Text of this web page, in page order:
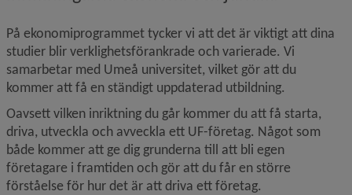
På ekonomiprogrammet tycker vi att det är viktigt att dina
studier blir verklighetsförankrade och varierade. Vi
samarbetar med Umeå universitet, vilket gör att du
kommer att få en ständigt uppdaterad utbildning.
Oavsett vilken inriktning du går kommer du att få starta,
driva, utveckla och avveckla ett UF-företag. Något som
både kommer att ge dig grunderna till att bli egen
företagare i framtiden och gör att du får en större
förståelse för hur det är att driva ett företag.